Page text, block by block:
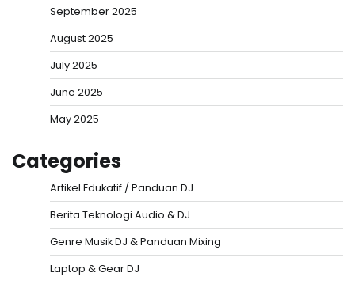
September 2025
August 2025
July 2025
June 2025
May 2025
Categories
Artikel Edukatif / Panduan DJ
Berita Teknologi Audio & DJ
Genre Musik DJ & Panduan Mixing
Laptop & Gear DJ